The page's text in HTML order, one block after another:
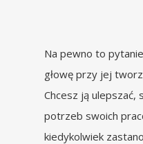
Na pewno to
głowę przy jej
Chcesz ją ulepszać,
potrzeb swoich
kiedykolwiek